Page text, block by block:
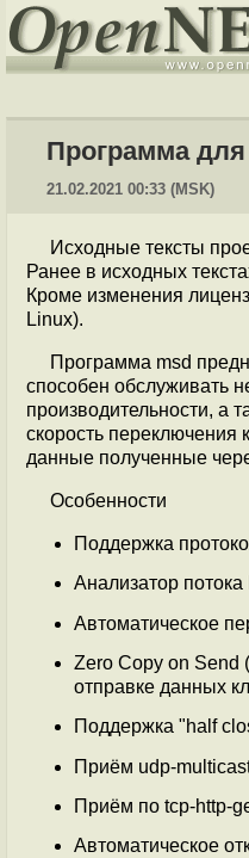
Программа
21.02.2021 00:33 (MSK)
Исходные тексты
Ранее в исходных
Кроме изменения
Linux).
Программа msd
способен обслуживать
производительности, а
скорость переключения
данные полученные
Особенности
Поддержка
Анализатор
Автоматическое
Zero Copy on Send
отправке данных
Поддержка "half
Приём udp-
Приём по tcp-http-
Автоматическое